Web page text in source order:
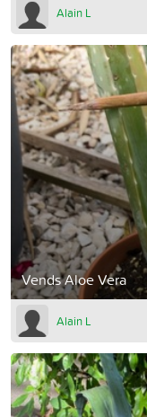
Alain L
Vends Aloe Vera
Alain L